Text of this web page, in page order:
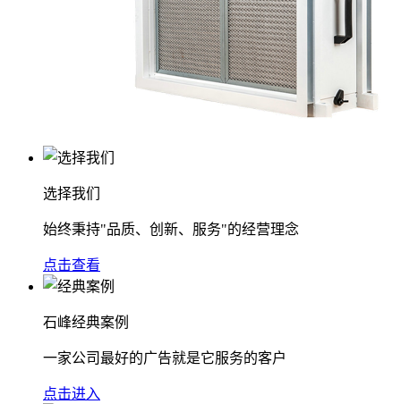
选择我们
始终秉持"品质、创新、服务"的经营理念
点击查看
石峰经典案例
一家公司最好的广告就是它服务的客户
点击进入